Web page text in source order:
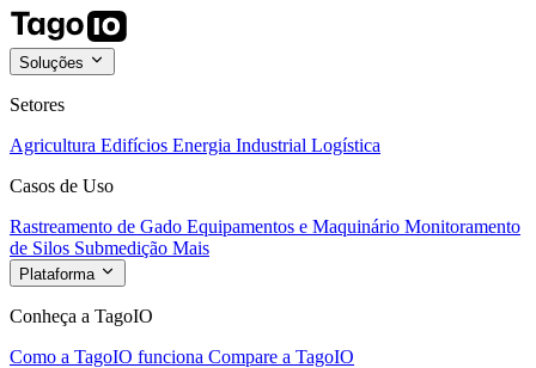
Soluções
Setores
Agricultura Edifícios Energia Industrial Logística
Casos de Uso
Rastreamento de Gado Equipamentos e Maquinário Monitoramento
de Silos Submedição Mais
Plataforma
Conheça a TagoIO
Como a TagoIO funciona Compare a TagoIO